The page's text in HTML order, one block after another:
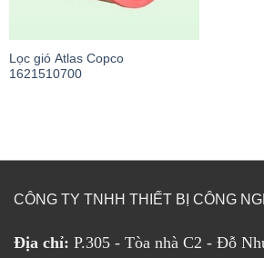
Lọc gió Atlas Copco
1621510700
CÔNG TY TNHH THIẾT BỊ CÔNG
Địa chỉ: P.305 - Tòa nhà C2 - Đỗ